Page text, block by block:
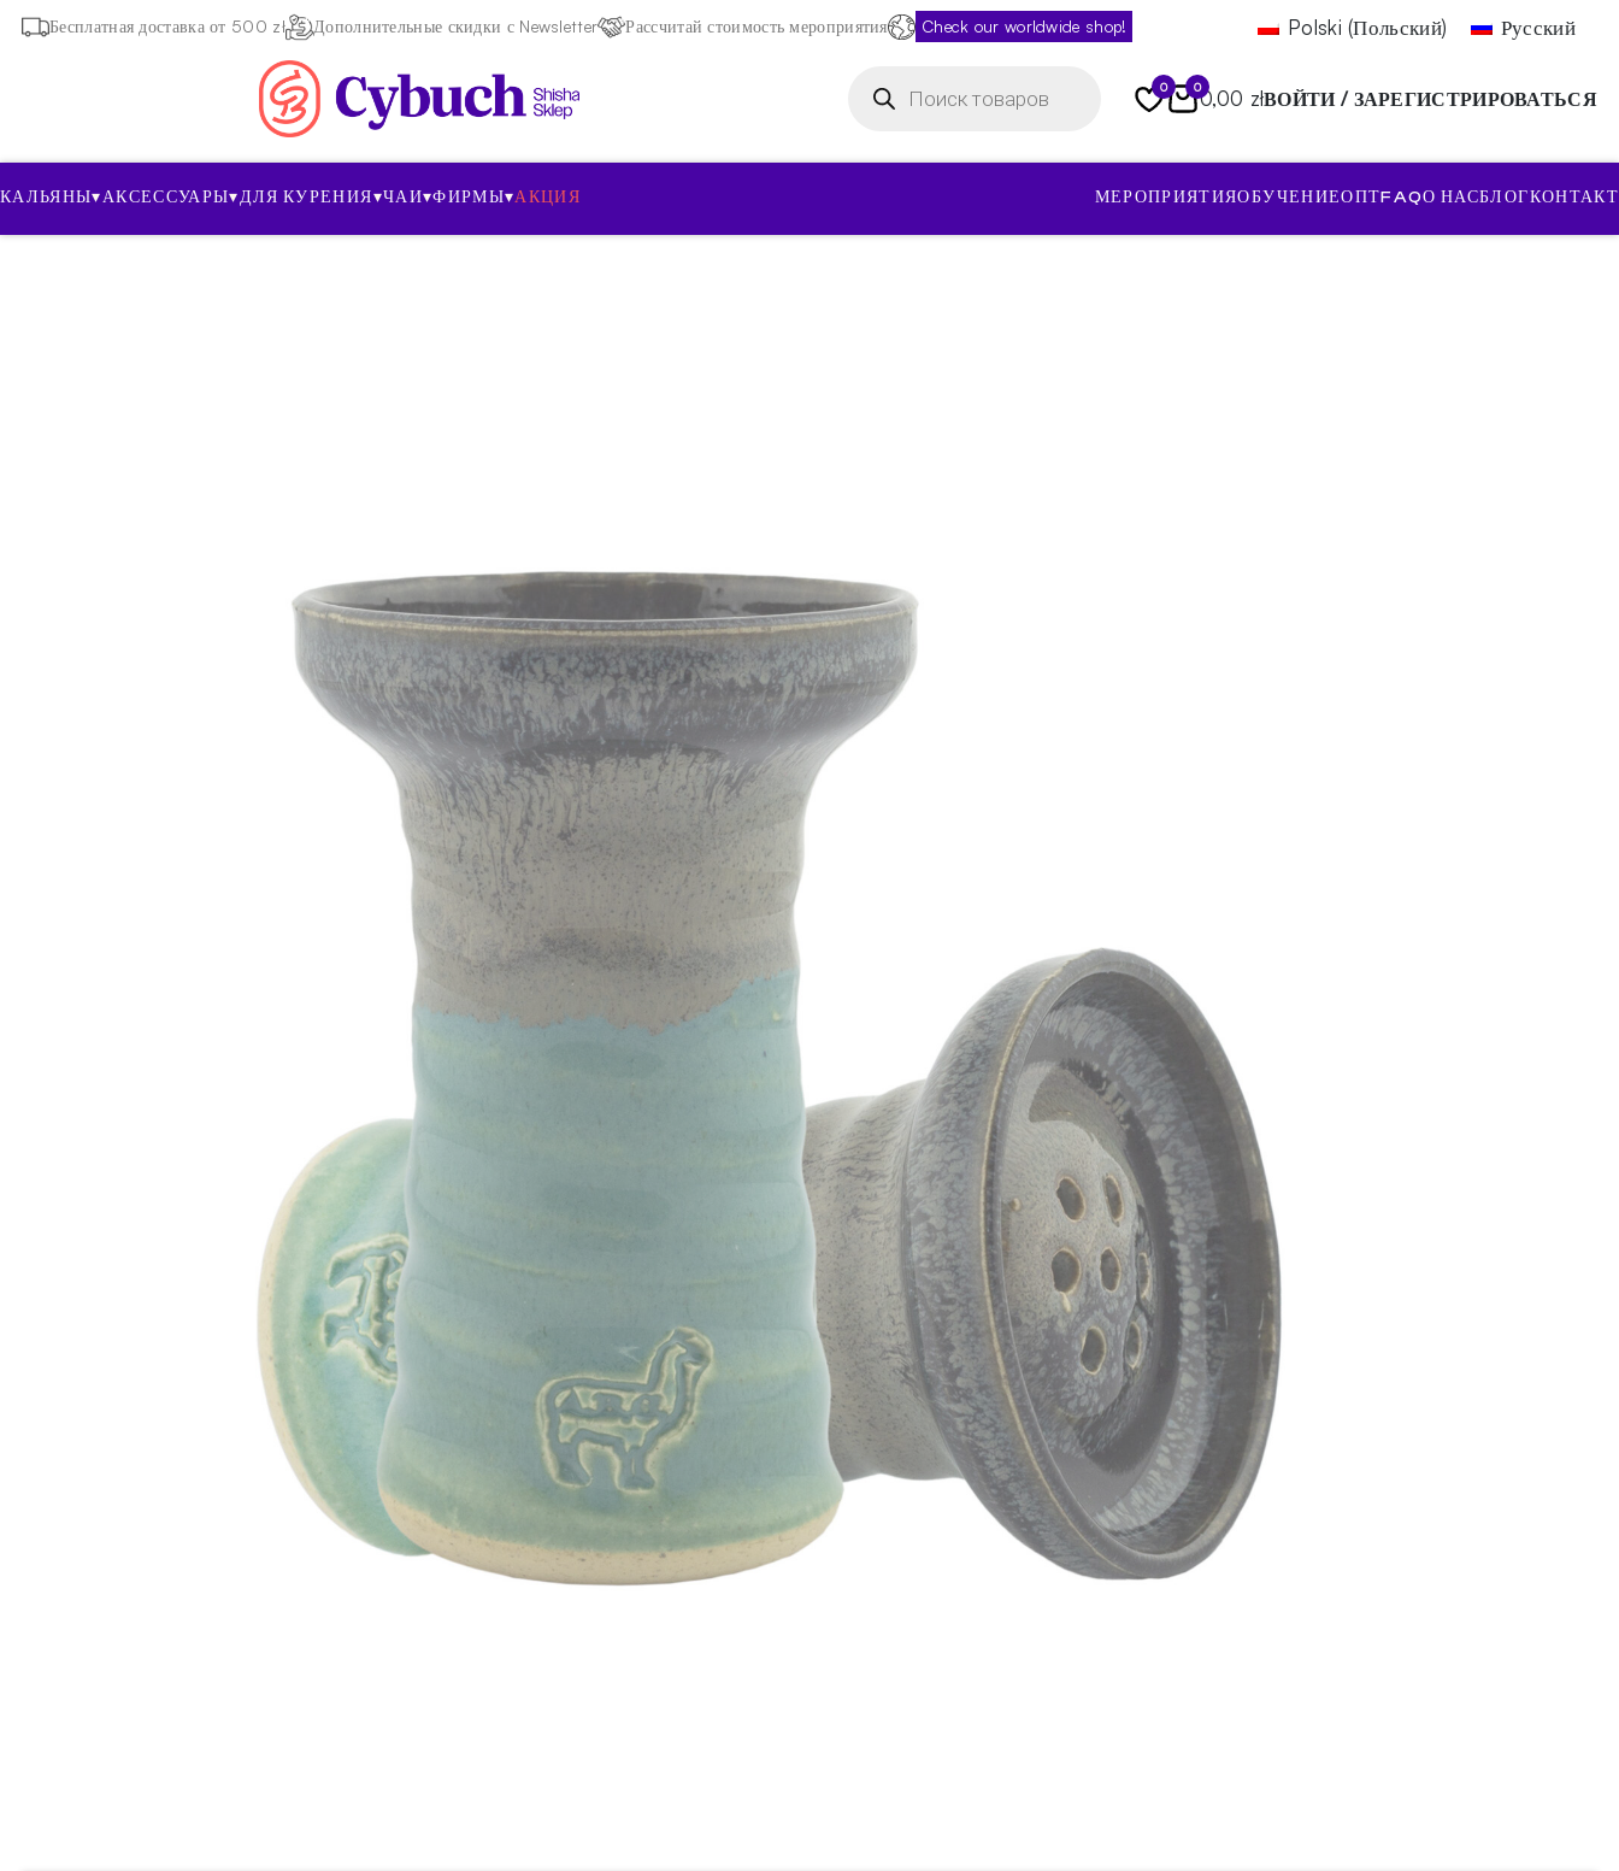
Бесплатная доставка от 500 zł Дополнительные скидки с Newsletter Рассчитай стоимость мероприятия Check our worldwide shop! Polski (Польский)
Русский
товаров 0 00,00 złВОЙТИ / ЗАРЕГИСТРИРОВАТЬСЯ
КАЛЬЯНЫ▾АКСЕССУАРЫ▾ДЛЯ КУРЕНИЯ▾ЧАИ▾ФИРМЫ▾АКЦИЯ МЕРОПРИЯТИЯОБУЧЕНИЕОПТFAQО НАСБЛОГКОНТАКТ